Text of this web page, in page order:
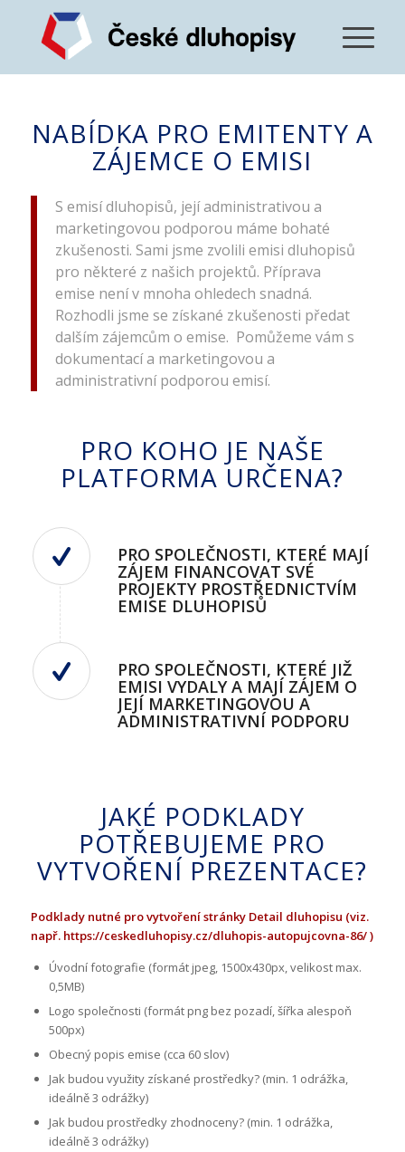
NABÍDKA PRO EMITENTY A
ZÁJEMCE O EMISI
S emisí dluhopisů, její administrativou a
marketingovou podporou máme bohaté
zkušenosti. Sami jsme zvolili emisi dluhopisů
pro některé z našich projektů. Příprava
emise není v mnoha ohledech snadná.
Rozhodli jsme se získané zkušenosti předat
dalším zájemcům o emise. Pomůžeme vám s
dokumentací a marketingovou a
administrativní podporou emisí.
PRO KOHO JE NAŠE
PLATFORMA URČENA?
PRO SPOLEČNOSTI, KTERÉ MAJÍ
ZÁJEM FINANCOVAT SVÉ
PROJEKTY PROSTŘEDNICTVÍM
EMISE DLUHOPISŮ
PRO SPOLEČNOSTI, KTERÉ JIŽ
EMISI VYDALY A MAJÍ ZÁJEM O
JEJÍ MARKETINGOVOU A
ADMINISTRATIVNÍ PODPORU
JAKÉ PODKLADY
POTŘEBUJEME PRO
VYTVOŘENÍ PREZENTACE?
Podklady nutné pro vytvoření stránky Detail dluhopisu (viz.
např. https://ceskedluhopisy.cz/dluhopis-autopujcovna-86/)
Úvodní fotografie (formát jpeg, 1500x430px, velikost max.
0,5MB)
Logo společnosti (formát png bez pozadí, šířka alespoň
500px)
Obecný popis emise (cca 60 slov)
Jak budou využity získané prostředky? (min. 1 odrážka,
ideálně 3 odrážky)
Jak budou prostředky zhodnoceny? (min. 1 odrážka,
ideálně 3 odrážky)